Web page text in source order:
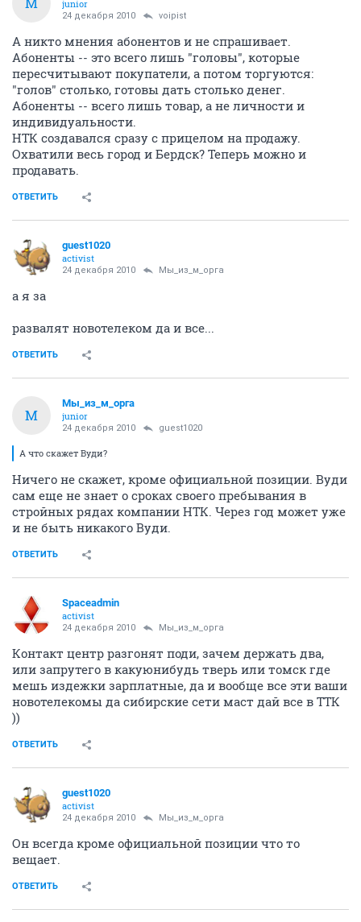
junior
24 декабря 2010 voipist
А никто мнения абонентов и не спрашивает.
Абоненты -- это всего лишь "головы", которые
пересчитывают покупатели, а потом торгуются:
"голов" столько, готовы дать столько денег.
Абоненты -- всего лишь товар, а не личности и
индивидуальности.
НТК создавался сразу с прицелом на продажу.
Охватили весь город и Бердск? Теперь можно и
продавать.
ОТВЕТИТЬ
guest1020
activist
24 декабря 2010 Мы_из_м_орга
а я за
развалят новотелеком да и все...
ОТВЕТИТЬ
М
Мы_из_м_орга
junior
24 декабря 2010 guest1020
А что скажет Вуди?
Ничего не скажет, кроме официальной позиции. Вуди
сам еще не знает о сроках своего пребывания в
стройных рядах компании НТК. Через год может уже
и не быть никакого Вуди.
ОТВЕТИТЬ
Spaceadmin
activist
24 декабря 2010 Мы_из_м_орга
Контакт центр разгонят поди, зачем держать два,
или запрутего в какуюнибудь тверь или томск где
мешь издежки зарплатные, да и вообще все эти ваши
новотелекомы да сибирские сети маст дай все в ТТК
))
ОТВЕТИТЬ
guest1020
activist
24 декабря 2010 Мы_из_м_орга
Он всегда кроме официальной позиции что то
вещает.
ОТВЕТИТЬ